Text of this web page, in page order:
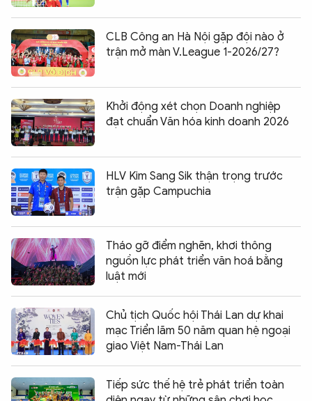
CLB Công an Hà Nội gặp đội nào ở
trận mở màn V.League 1-2026/27?
Khởi động xét chọn Doanh nghiệp
đạt chuẩn Văn hóa kinh doanh 2026
HLV Kim Sang Sik thận trọng trước
trận gặp Campuchia
Tháo gỡ điểm nghẽn, khơi thông
nguồn lực phát triển văn hoá bằng
luật mới
Chủ tịch Quốc hội Thái Lan dự khai
mạc Triển lãm 50 năm quan hệ ngoại
giao Việt Nam-Thái Lan
Tiếp sức thế hệ trẻ phát triển toàn